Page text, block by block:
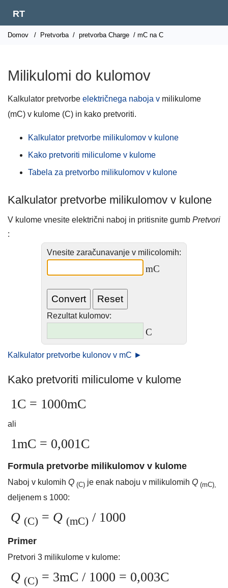
RT
Domov / Pretvorba / pretvorba Charge / mC na C
Milikulomi do kulomov
Kalkulator pretvorbe električnega naboja v milikulome
(mC) v kulome (C) in kako pretvoriti.
Kalkulator pretvorbe milikulomov v kulone
Kako pretvoriti miliculome v kulome
Tabela za pretvorbo milikulomov v kulone
Kalkulator pretvorbe milikulomov v kulone
V kulome vnesite električni naboj in pritisnite gumb Pretvori
:
Vnesite zaračunavanje v milicolomih:
mC
Rezultat kulomov:
C
Kalkulator pretvorbe kulonov v mC ►
Kako pretvoriti miliculome v kulome
1C = 1000mC
ali
1mC = 0,001C
Formula pretvorbe milikulomov v kulome
Naboj v kulomih Q (C) je enak naboju v milikulomih Q (mC),
deljenem s 1000:
Q (C) = Q (mC) / 1000
Primer
Pretvori 3 milikulome v kulome:
Q (C) = 3mC / 1000 = 0,003C